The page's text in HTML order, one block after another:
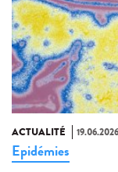
ACTUALITÉ 19.06.2026
Epidémies